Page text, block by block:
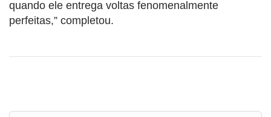
quando ele entrega voltas fenomenalmente
perfeitas,” completou.